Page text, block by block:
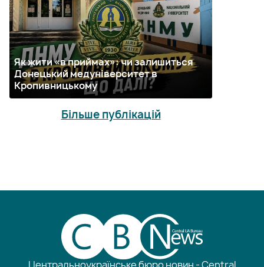
Як жити «в приймах»: чи залишиться
Донецький медуніверситет в
Кропивницькому
Більше публікацій